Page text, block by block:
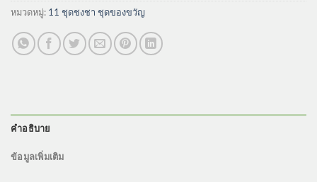
หมวดหมู่: 11 ชุดชงชา ชุดของขวัญ
คำอธิบาย
ข้อมูลเพิ่มเติม